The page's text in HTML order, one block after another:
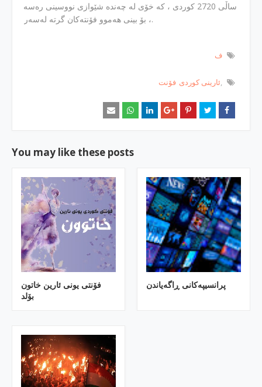
ساڵی 2720 كوردی ، كه‌ خۆی له‌ چه‌نده‌ شێوازی نووسینی ره‌سه‌ن
، بۆ بینی هه‌موو فۆنته‌كان گرته‌ له‌سه‌ر به‌شی فۆنت بكه‌.
ف
ئارینی كوردی فۆنت
You may like these posts
فۆنتی یونی ئارین خاتون
بۆلد
پرانسیپه‌كانی ڕاگه‌یاندن